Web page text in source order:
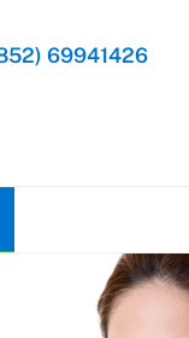
69941426